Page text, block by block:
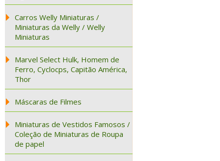
Carros Welly Miniaturas /
Miniaturas da Welly / Welly
Miniaturas
Marvel Select Hulk, Homem de
Ferro, Cyclocps, Capitão América,
Thor
Máscaras de Filmes
Miniaturas de Vestidos Famosos /
Coleção de Miniaturas de Roupa
de papel